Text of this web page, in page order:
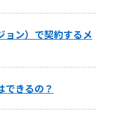
ョン）で契約するメ
できるの？